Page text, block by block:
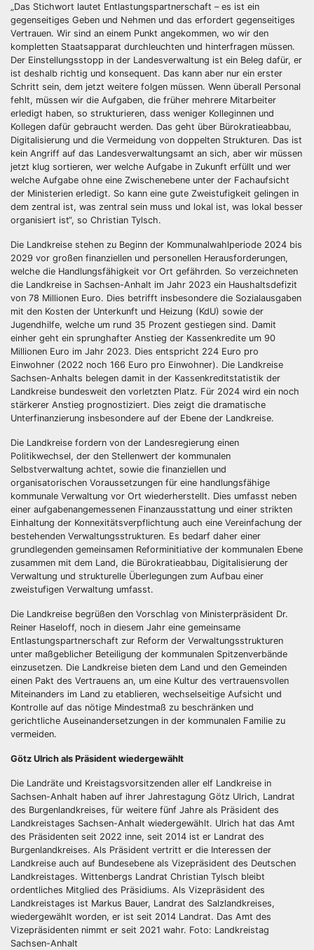
„Das Stichwort lautet Entlastungspartnerschaft – es ist ein
gegenseitiges Geben und Nehmen und das erfordert gegenseitiges
Vertrauen. Wir sind an einem Punkt angekommen, wo wir den
kompletten Staatsapparat durchleuchten und hinterfragen müssen.
Der Einstellungsstopp in der Landesverwaltung ist ein Beleg dafür, er
ist deshalb richtig und konsequent. Das kann aber nur ein erster
Schritt sein, dem jetzt weitere folgen müssen. Wenn überall Personal
fehlt, müssen wir die Aufgaben, die früher mehrere Mitarbeiter
erledigt haben, so strukturieren, dass weniger Kolleginnen und
Kollegen dafür gebraucht werden. Das geht über Bürokratieabbau,
Digitalisierung und die Vermeidung von doppelten Strukturen. Das ist
kein Angriff auf das Landesverwaltungsamt an sich, aber wir müssen
jetzt klug sortieren, wer welche Aufgabe in Zukunft erfüllt und wer
welche Aufgabe ohne eine Zwischenebene unter der Fachaufsicht
der Ministerien erledigt. So kann eine gute Zweistufigkeit gelingen in
dem zentral ist, was zentral sein muss und lokal ist, was lokal besser
organisiert ist“, so Christian Tylsch.
Die Landkreise stehen zu Beginn der Kommunalwahlperiode 2024 bis
2029 vor großen finanziellen und personellen Herausforderungen,
welche die Handlungsfähigkeit vor Ort gefährden. So verzeichneten
die Landkreise in Sachsen-Anhalt im Jahr 2023 ein Haushaltsdefizit
von 78 Millionen Euro. Dies betrifft insbesondere die Sozialausgaben
mit den Kosten der Unterkunft und Heizung (KdU) sowie der
Jugendhilfe, welche um rund 35 Prozent gestiegen sind. Damit
einher geht ein sprunghafter Anstieg der Kassenkredite um 90
Millionen Euro im Jahr 2023. Dies entspricht 224 Euro pro
Einwohner (2022 noch 166 Euro pro Einwohner). Die Landkreise
Sachsen-Anhalts belegen damit in der Kassenkreditstatistik der
Landkreise bundesweit den vorletzten Platz. Für 2024 wird ein noch
stärkerer Anstieg prognostiziert. Dies zeigt die dramatische
Unterfinanzierung insbesondere auf der Ebene der Landkreise.
Die Landkreise fordern von der Landesregierung einen
Politikwechsel, der den Stellenwert der kommunalen
Selbstverwaltung achtet, sowie die finanziellen und
organisatorischen Voraussetzungen für eine handlungsfähige
kommunale Verwaltung vor Ort wiederherstellt. Dies umfasst neben
einer aufgabenangemessenen Finanzausstattung und einer strikten
Einhaltung der Konnexitätsverpflichtung auch eine Vereinfachung der
bestehenden Verwaltungsstrukturen. Es bedarf daher einer
grundlegenden gemeinsamen Reforminitiative der kommunalen Ebene
zusammen mit dem Land, die Bürokratieabbau, Digitalisierung der
Verwaltung und strukturelle Überlegungen zum Aufbau einer
zweistufigen Verwaltung umfasst.
Die Landkreise begrüßen den Vorschlag von Ministerpräsident Dr.
Reiner Haseloff, noch in diesem Jahr eine gemeinsame
Entlastungspartnerschaft zur Reform der Verwaltungsstrukturen
unter maßgeblicher Beteiligung der kommunalen Spitzenverbände
einzusetzen. Die Landkreise bieten dem Land und den Gemeinden
einen Pakt des Vertrauens an, um eine Kultur des vertrauensvollen
Miteinanders im Land zu etablieren, wechselseitige Aufsicht und
Kontrolle auf das nötige Mindestmaß zu beschränken und
gerichtliche Auseinandersetzungen in der kommunalen Familie zu
vermeiden.
Götz Ulrich als Präsident wiedergewählt
Die Landräte und Kreistagsvorsitzenden aller elf Landkreise in
Sachsen-Anhalt haben auf ihrer Jahrestagung Götz Ulrich, Landrat
des Burgenlandkreises, für weitere fünf Jahre als Präsident des
Landkreistages Sachsen-Anhalt wiedergewählt. Ulrich hat das Amt
des Präsidenten seit 2022 inne, seit 2014 ist er Landrat des
Burgenlandkreises. Als Präsident vertritt er die Interessen der
Landkreise auch auf Bundesebene als Vizepräsident des Deutschen
Landkreistages. Wittenbergs Landrat Christian Tylsch bleibt
ordentliches Mitglied des Präsidiums. Als Vizepräsident des
Landkreistages ist Markus Bauer, Landrat des Salzlandkreises,
wiedergewählt worden, er ist seit 2014 Landrat. Das Amt des
Vizepräsidenten nimmt er seit 2021 wahr. Foto: Landkreistag
Sachsen-Anhalt